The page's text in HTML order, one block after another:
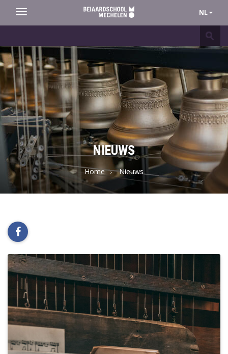
NL
Toggle
navigation
Beiaardschool
Mechelen
NIEUWS
Home Nieuws